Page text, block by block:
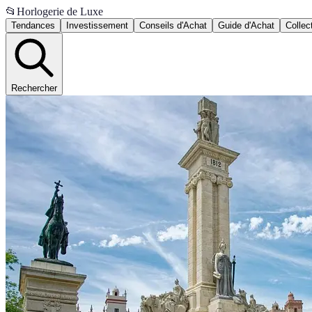
📂 Horlogerie de Luxe
Tendances Investissement Conseils d'Achat Guide d'Achat
Rechercher